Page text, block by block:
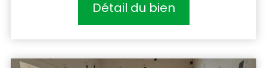
Détail du bien